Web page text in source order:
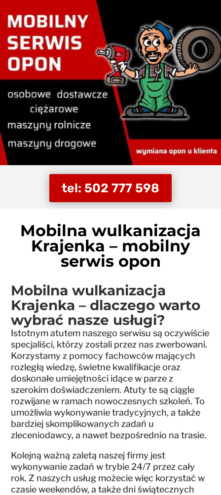
tel: 502 777 598
Mobilna wulkanizacja
Krajenka – mobilny
serwis opon
Mobilna wulkanizacja
Krajenka – dlaczego warto
wybrać nasze usługi?
Istotnym atutem naszego serwisu są oczywiście
specjaliści, którzy zostali przez nas zwerbowani.
Korzystamy z pomocy fachowców mających
rozległą wiedzę, świetne kwalifikacje oraz
doskonałe umiejętności idące w parze z
szerokim doświadczeniem. Atuty te są ciągle
rozwijane w ramach nowoczesnych szkoleń. To
umożliwia wykonywanie tradycyjnych, a także
bardziej skomplikowanych zadań u
zleceniodawcy, a nawet bezpośrednio na trasie.
Kolejną ważną zaletą naszej firmy jest
wykonywanie zadań w trybie 24/7 przez cały
rok. Z naszych usług możecie więc korzystać w
czasie weekendów, a także dni świątecznych